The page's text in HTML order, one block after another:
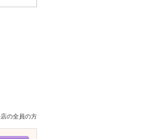
の全員の方